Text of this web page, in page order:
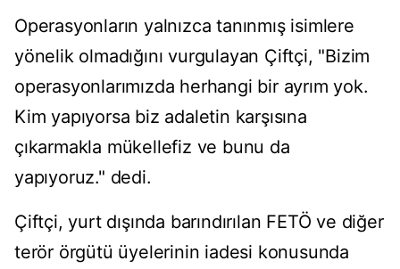
Operasyonların yalnızca tanınmış isimlere
yönelik olmadığını vurgulayan Çiftçi, "Bizim
operasyonlarımızda herhangi bir ayrım yok.
Kim yapıyorsa biz adaletin karşısına
çıkarmakla mükellefiz ve bunu da
yapıyoruz." dedi.
Çiftçi, yurt dışında barındırılan FETÖ ve diğer
terör örgütü üyelerinin iadesi konusunda